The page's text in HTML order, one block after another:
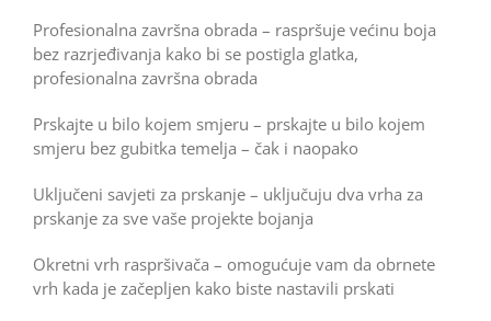
Profesionalna završna obrada – raspršuje većinu boja
bez razrjeđivanja kako bi se postigla glatka,
profesionalna završna obrada
Prskajte u bilo kojem smjeru – prskajte u bilo kojem
smjeru bez gubitka temelja – čak i naopako
Uključeni savjeti za prskanje – uključuju dva vrha za
prskanje za sve vaše projekte bojanja
Okretni vrh raspršivača – omogućuje vam da obrnete
vrh kada je začepljen kako biste nastavili prskati